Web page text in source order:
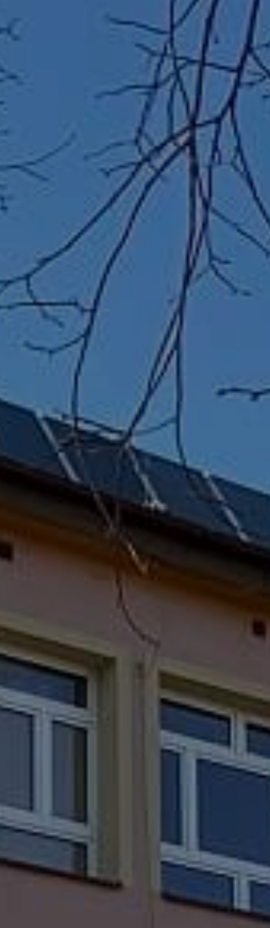
Aktualności
Ogłoszenia
Galeria
Kalendarz
Dokumenty
Rekrutacja
Kontakt
Librus
Klasa z drewna